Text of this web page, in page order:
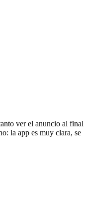
ver el anuncio al final
la app es muy clara, se